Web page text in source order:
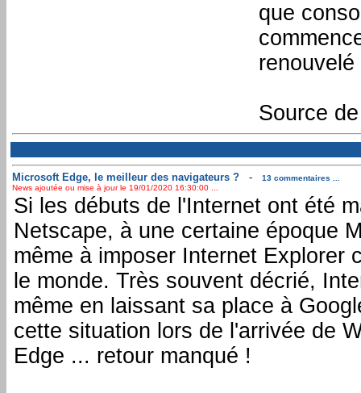
que
Source
Microsoft Edge, le meilleur des navigateurs ? -
13 commentaires ...
News ajoutée ou mise à jour le 19/01/2020 16:30:00 ...
Si les débuts de l'Internet ont été
Netscape, à une certaine époque
même à imposer Internet Explorer
le monde. Très souvent décrié,
même en laissant sa place à
cette situation lors de l'arrivée de
Edge ... retour manqué !